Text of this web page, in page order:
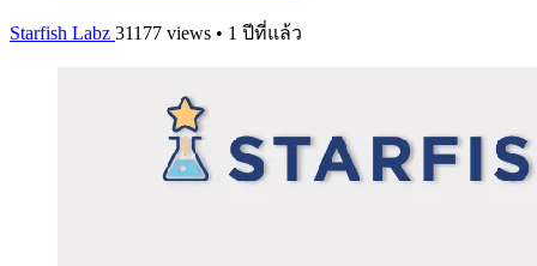
Starfish Labz 31177 views • 1 ปีที่แล้ว